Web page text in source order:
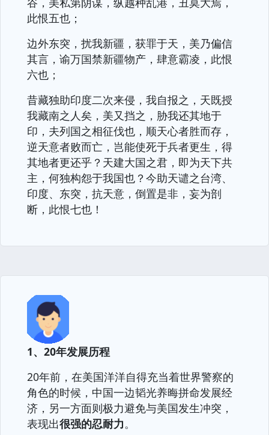
此恨五也；
边外东突，扰我新疆，获罪于天，美乃偏信
其言，谕万国禁新疆物产，肆意霸凌，此恨
六也；
昔藏独助印度二次来侵，我自报之，天既授
我藏南之人矣，美又挡之，胁我还其地于
印，夫列国之相征伐也，顺天心者胜而存，
逆天意者败而亡，岂能使死于兵者更生，得
其地者更还乎？天建大国之君，即为天下共
主，何独构怨于我国也？今助天谴之台湾、
印度、东突，抗天意，倒置是非，妄为剖
断，此恨七也！
1、20年发展历程
20年前，在美国洋洋自得充当着世界警察的
角色的时候，中国一边韬光养晦拼命发展经
济，另一方面则极力避免与美国发生冲突，
表现出很强的忍耐力。